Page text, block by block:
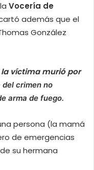
Vocería de
además que el
González
víctima murió por
del crimen no
arma de fuego.
persona (la mamá
de emergencias
su hermana